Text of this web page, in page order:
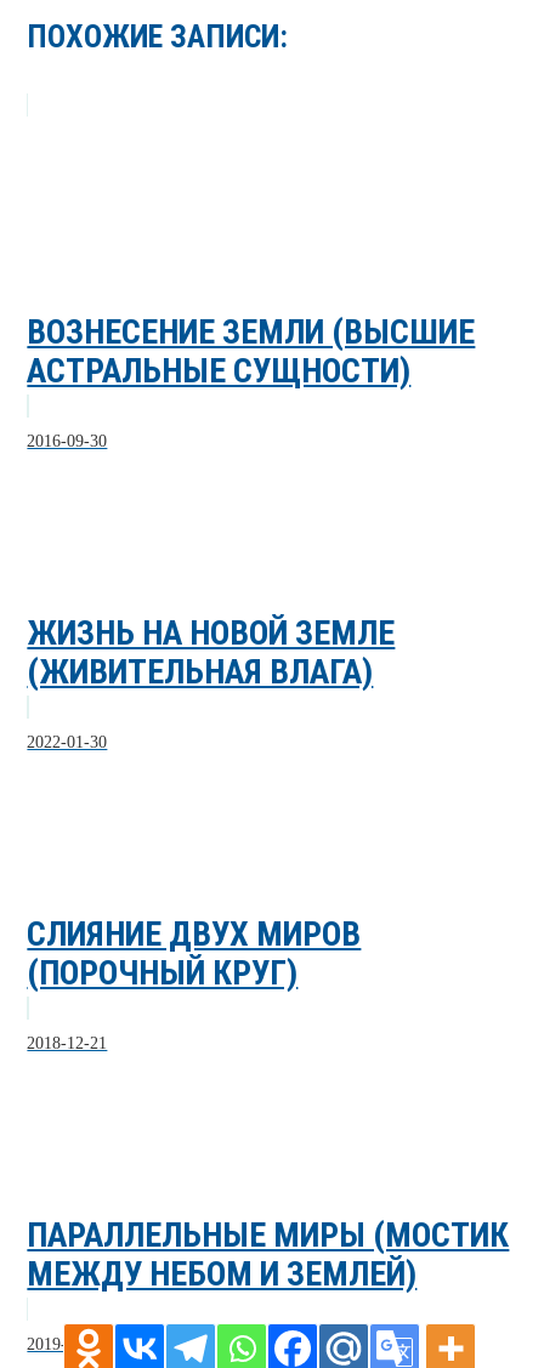
ПОХОЖИЕ ЗАПИСИ:
ВОЗНЕСЕНИЕ ЗЕМЛИ (ВЫСШИЕ
АСТРАЛЬНЫЕ СУЩНОСТИ)
2016-09-30
ЖИЗНЬ НА НОВОЙ ЗЕМЛЕ
(ЖИВИТЕЛЬНАЯ ВЛАГА)
2022-01-30
СЛИЯНИЕ ДВУХ МИРОВ
(ПОРОЧНЫЙ КРУГ)
2018-12-21
ПАРАЛЛЕЛЬНЫЕ МИРЫ (МОСТИК
МЕЖДУ НЕБОМ И ЗЕМЛЕЙ)
2019-05-23